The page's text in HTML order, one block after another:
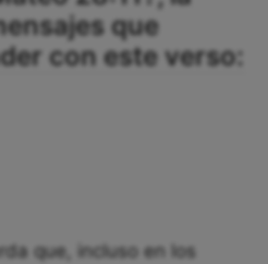
que
con este verso:
que, incluso en los